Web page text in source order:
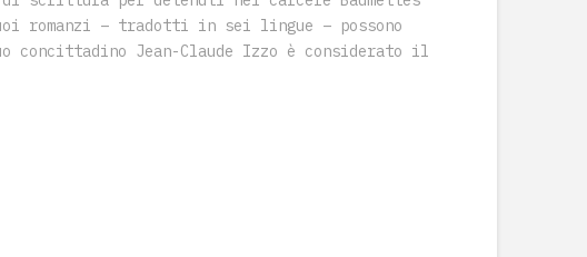
romanzi – tradotti in sei lingue – possono
Jean-Claude Izzo è considerato il